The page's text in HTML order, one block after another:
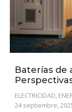
Baterías de
ELECTRICIDAD,
24 septiembre,